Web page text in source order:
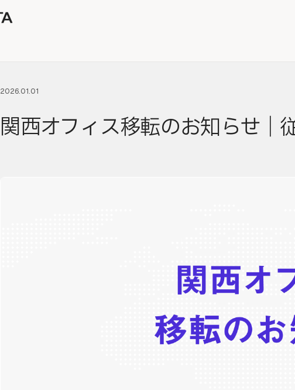
2026.01.01
関西オフィス移転のお知らせ｜